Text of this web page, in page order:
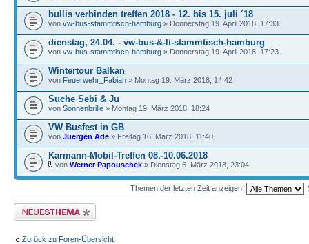
bullis verbinden treffen 2018 - 12. bis 15. juli ´18
von vw-bus-stammtisch-hamburg » Donnerstag 19. April 2018, 17:33
dienstag, 24.04. - vw-bus-&-lt-stammtisch-hamburg
von vw-bus-stammtisch-hamburg » Donnerstag 19. April 2018, 17:23
Wintertour Balkan
von Feuerwehr_Fabian » Montag 19. März 2018, 14:42
Suche Sebi & Ju
von Sonnenbrille » Montag 19. März 2018, 18:24
VW Busfest in GB
von Juergen Ade » Freitag 16. März 2018, 11:40
Karmann-Mobil-Treffen 08.-10.06.2018
von Werner Papouschek » Dienstag 6. März 2018, 23:04
Themen der letzten Zeit anzeigen:
Neues Thema erstellen
Zurück zu Foren-Übersicht